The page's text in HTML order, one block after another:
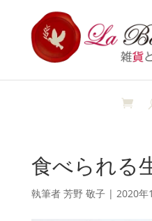
食べられる
執筆者 芳野 敬子| 2020年